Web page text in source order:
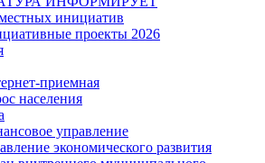
инициатив
проекты 2026
приемная
населения
управление
экономического развития